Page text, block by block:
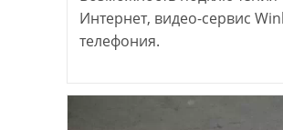
Интернет, видео-сервис
телефония.